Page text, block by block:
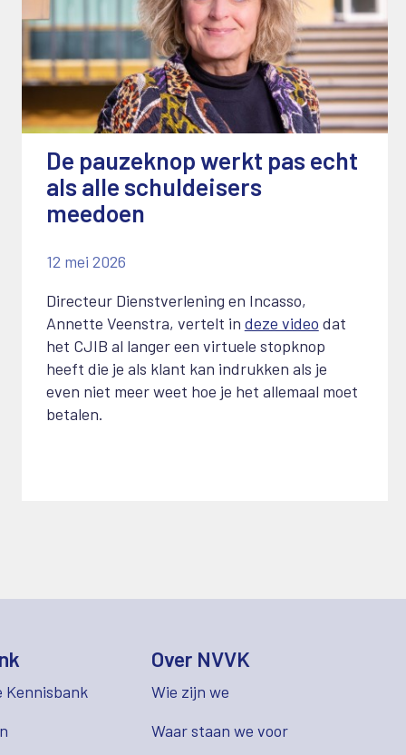
De pauzeknop werkt pas echt
als alle schuldeisers
meedoen
12 mei 2026
Directeur Dienstverlening en Incasso,
Annette Veenstra, vertelt in deze video dat
het CJIB al langer een virtuele stopknop
heeft die je als klant kan indrukken als je
even niet meer weet hoe je het allemaal moet
betalen.
Kennisbank
Over NVVK
Wie zijn we
Waar staan we voor